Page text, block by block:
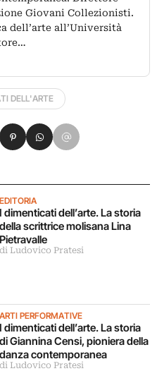
Giovani Collezionisti.
dell’arte all’Università
DELL'ARTE
EDITORIA
I dimenticati dell’arte. La storia
della scrittrice molisana Lina
Pietravalle
di Ludovico Pratesi
ARTI PERFORMATIVE
I dimenticati dell’arte. La storia
di Giannina Censi, pioniera della
danza contemporanea
di Ludovico Pratesi
Xsu LinkedIn
Condividi su Pinterest
Condividi su WhatsApp
Condividi su Email